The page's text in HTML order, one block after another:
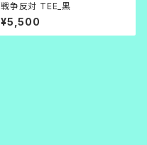
戦争反対 TEE_黒
¥5,500